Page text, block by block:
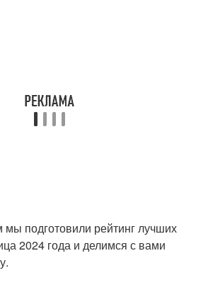
мы подготовили рейтинг лучших
2024 года и делимся с вами